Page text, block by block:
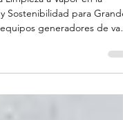
Limpieza a Vapor en la
Sostenibilidad para
generadores de